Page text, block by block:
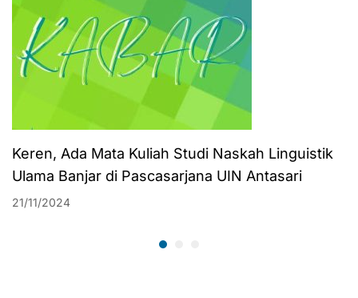
Keren, Ada Mata Kuliah Studi Naskah Linguistik
Ulama Banjar di Pascasarjana UIN Antasari
21/11/2024